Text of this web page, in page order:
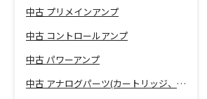
中古 プリメインアンプ
中古 コントロールアンプ
中古 パワーアンプ
中古 アナログパーツ(カートリッジ、シェル等)